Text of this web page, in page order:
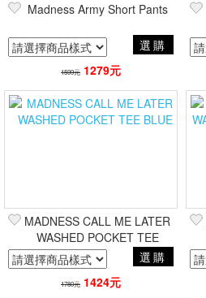
Madness Army Short Pants
選購
1599元 1279元
MADNESS CALL ME LATER
WASHED POCKET TEE
BLUE
選購
1780元 1424元